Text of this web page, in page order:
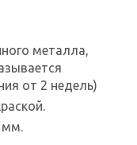
металла,
от 2 недель)
мм.